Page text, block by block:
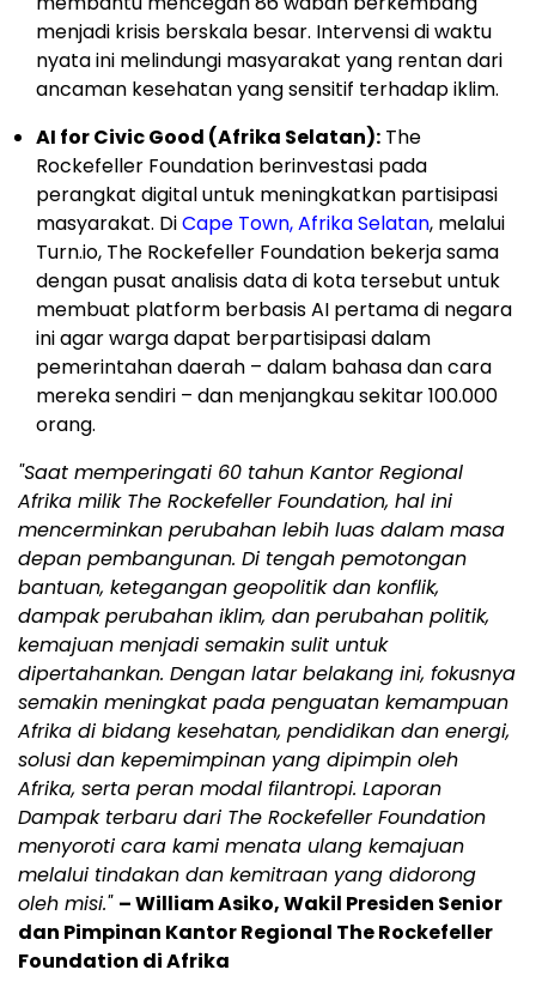
menjadi krisis berskala besar. Intervensi di waktu
nyata ini melindungi masyarakat yang rentan dari
ancaman kesehatan yang sensitif terhadap iklim.
AI for Civic Good (Afrika Selatan): The
Rockefeller Foundation berinvestasi pada
perangkat digital untuk meningkatkan partisipasi
masyarakat. DiCape Town, Afrika Selatan, melalui
Turn.io, The Rockefeller Foundation bekerja sama
dengan pusat analisis data di kota tersebut untuk
membuat platform berbasis AI pertama di negara
ini agar warga dapat berpartisipasi dalam
pemerintahan daerah – dalam bahasa dan cara
mereka sendiri – dan menjangkau sekitar 100.000
orang.
"Saat memperingati 60 tahun Kantor Regional
Afrika milik The Rockefeller Foundation, hal ini
mencerminkan perubahan lebih luas dalam masa
depan pembangunan. Di tengah pemotongan
bantuan, ketegangan geopolitik dan konflik,
dampak perubahan iklim, dan perubahan politik,
kemajuan menjadi semakin sulit untuk
dipertahankan. Dengan latar belakang ini, fokusnya
semakin meningkat pada penguatan kemampuan
Afrika di bidang kesehatan, pendidikan dan energi,
solusi dan kepemimpinan yang dipimpin oleh
Afrika, serta peran modal filantropi. Laporan
Dampak terbaru dari The Rockefeller Foundation
menyoroti cara kami menata ulang kemajuan
melalui tindakan dan kemitraan yang didorong
oleh misi." – William Asiko, Wakil Presiden Senior
dan Pimpinan Kantor Regional The Rockefeller
Foundation di Afrika